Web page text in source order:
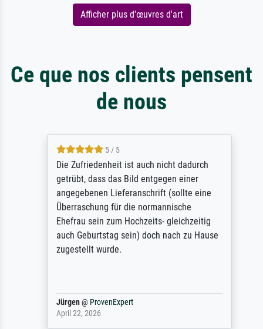
Afficher plus d'œuvres d'art
Ce que nos clients pensent
de nous
5 / 5
Die Zufriedenheit ist auch nicht dadurch
getrübt, dass das Bild entgegen einer
angegebenen Lieferanschrift (sollte eine
Überraschung für die normannische
Ehefrau sein zum Hochzeits- gleichzeitig
auch Geburtstag sein) doch nach zu Hause
zugestellt wurde.
Jürgen@ProvenExpert
April 22, 2026